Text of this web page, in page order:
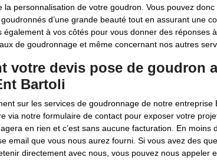
personnalisation de votre goudron. Vous pouvez
d’une grande beauté tout en assurant une
à vos côtés pour vous donner des réponses
de goudronnage et même concernant nos autres
votre devis pose de goudron
Bartoli
sur les services de goudronnage de notre entreprise
via notre formulaire de contact pour exposer votre
en rien et c’est sans aucune facturation. En moins
email que vous nous aurez fourni. Si vous avez des
directement avec nous, vous pouvez nous appeler